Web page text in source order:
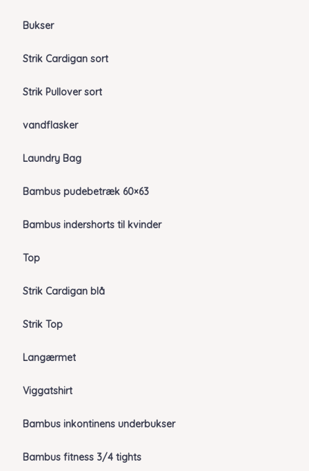
Bukser
Strik Cardigan sort
Strik Pullover sort
vandflasker
Laundry Bag
Bambus pudebetræk 60×63
Bambus indershorts til kvinder
Top
Strik Cardigan blå
Strik Top
Langærmet
Viggatshirt
Bambus inkontinens underbukser
Bambus fitness 3/4 tights